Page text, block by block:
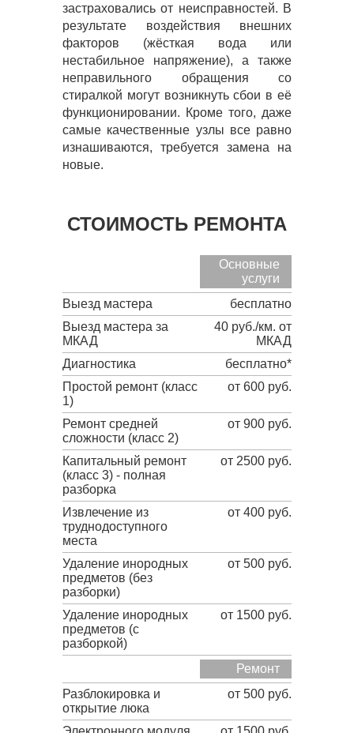
застраховались от неисправностей. В
результате воздействия внешних
факторов (жёсткая вода или
нестабильное напряжение), а также
неправильного обращения со
стиралкой могут возникнуть сбои в её
функционировании. Кроме того, даже
самые качественные узлы все равно
изнашиваются, требуется замена на
новые.
СТОИМОСТЬ РЕМОНТА
Основные
услуги
Выезд мастера
бесплатно
Выезд мастера за
МКАД
40 руб./км. от
МКАД
Диагностика
бесплатно*
Простой ремонт (класс
1)
от 600 руб.
Ремонт средней
сложности (класс 2)
от 900 руб.
Капитальный ремонт
(класс 3) - полная
разборка
от 2500 руб.
Извлечение из
труднодоступного
места
от 400 руб.
Удаление инородных
предметов (без
разборки)
от 500 руб.
Удаление инородных
предметов (с
разборкой)
от 1500 руб.
Ремонт
Разблокировка и
открытие люка
от 500 руб.